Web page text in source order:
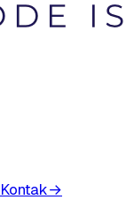
Kontak→